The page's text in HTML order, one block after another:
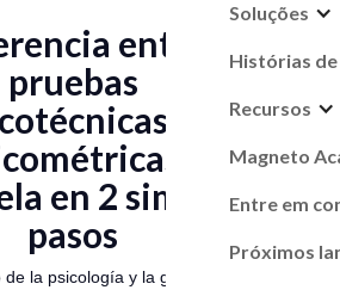
Soluções
Histórias de
Recursos
Magneto
Entre em
Próximos
entre
pruebas
y
en 2 simples
pasos
la psicología y la gestión de